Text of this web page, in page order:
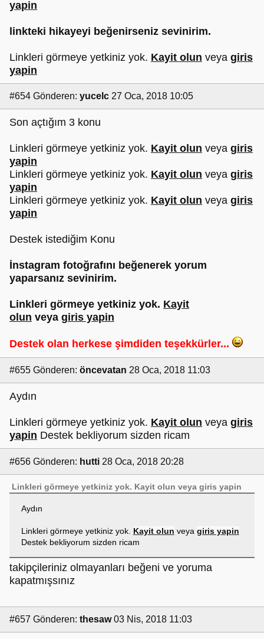
yapin
linkteki hikayeyi beğenirseniz sevinirim.
Linkleri görmeye yetkiniz yok. Kayit olun veya giris
yapin
#654 Gönderen: yucelc 27 Oca, 2018 10:05
Son açtığım 3 konu
Linkleri görmeye yetkiniz yok. Kayit olun veya giris
yapin
Linkleri görmeye yetkiniz yok. Kayit olun veya giris
yapin
Linkleri görmeye yetkiniz yok. Kayit olun veya giris
yapin
Destek istediğim Konu
İnstagram fotoğrafını beğenerek yorum
yaparsanız sevinirim.
Linkleri görmeye yetkiniz yok. Kayit
olun veya giris yapin
Destek olan herkese şimdiden teşekkürler...
#655 Gönderen: öncevatan 28 Oca, 2018 11:03
Aydın
Linkleri görmeye yetkiniz yok. Kayit olun veya giris
yapin Destek bekliyorum sizden ricam
#656 Gönderen: hutti 28 Oca, 2018 20:28
Linkleri görmeye yetkiniz yok. Kayit olun veyagiris yapin
Aydın
Linkleri görmeye yetkiniz yok. Kayit olun veya giris yapin
Destek bekliyorum sizden ricam
takipçileriniz olmayanları beğeni ve yoruma
kapatmışsınız
#657 Gönderen: thesaw 03 Nis, 2018 11:03